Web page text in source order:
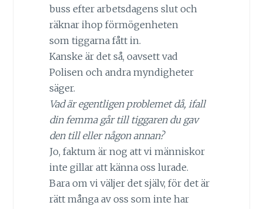
buss efter arbetsdagens slut och
räknar ihop förmögenheten
som tiggarna fått in.
Kanske är det så, oavsett vad
Polisen och andra myndigheter
säger.
Vad är egentligen problemet då, ifall
din femma går till tiggaren du gav
den till eller någon annan?
Jo, faktum är nog att vi människor
inte gillar att känna oss lurade.
Bara om vi väljer det själv, för det är
rätt många av oss som inte har